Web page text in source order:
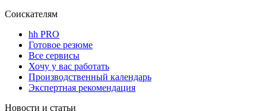
Соискателям
hh PRO
Готовое резюме
Все сервисы
Хочу у вас работать
Производственный календарь
Экспертная рекомендация
Новости и статьи